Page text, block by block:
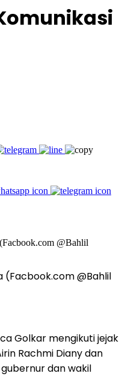
(Facbook.com @Bahlil
Golkar mengikuti jejak
Rachmi Diany dan
dan wakil